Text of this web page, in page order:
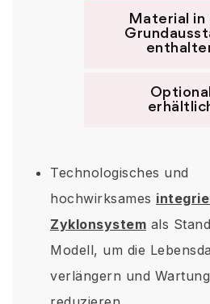
Material in
Optional
Technologisches und
hochwirksames
Zyklonsystem als
Modell, um die
verlängern und